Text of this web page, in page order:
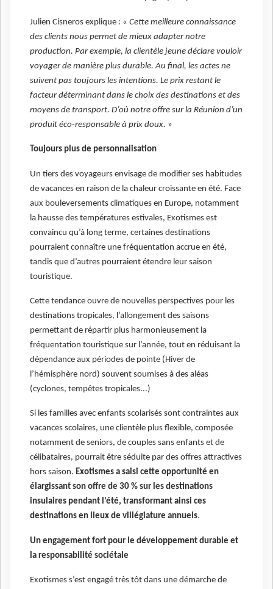
Julien Cisneros explique : « Cette meilleure connaissance
des clients nous permet de mieux adapter notre
production. Par exemple, la clientèle jeune déclare vouloir
voyager de manière plus durable. Au final, les actes ne
suivent pas toujours les intentions. Le prix restant le
facteur déterminant dans le choix des destinations et des
moyens de transport. D’où notre offre sur la Réunion d’un
produit éco-responsable à prix doux. »
Toujours plus de personnalisation
Un tiers des voyageurs envisage de modifier ses habitudes
de vacances en raison de la chaleur croissante en été. Face
aux bouleversements climatiques en Europe, notamment
la hausse des températures estivales, Exotismes est
convaincu qu’à long terme, certaines destinations
pourraient connaître une fréquentation accrue en été,
tandis que d’autres pourraient étendre leur saison
touristique.
Cette tendance ouvre de nouvelles perspectives pour les
destinations tropicales, l’allongement des saisons
permettant de répartir plus harmonieusement la
fréquentation touristique sur l’année, tout en réduisant la
dépendance aux périodes de pointe (Hiver de
l’hémisphère nord) souvent soumises à des aléas
(cyclones, tempêtes tropicales...)
Si les familles avec enfants scolarisés sont contraintes aux
vacances scolaires, une clientèle plus flexible, composée
notamment de seniors, de couples sans enfants et de
célibataires, pourrait être séduite par des offres attractives
hors saison. Exotismes a saisi cette opportunité en
élargissant son offre de 30 % sur les destinations
insulaires pendant l’été, transformant ainsi ces
destinations en lieux de villégiature annuels.
Un engagement fort pour le développement durable et
la responsabilité sociétale
Exotismes s’est engagé très tôt dans une démarche de